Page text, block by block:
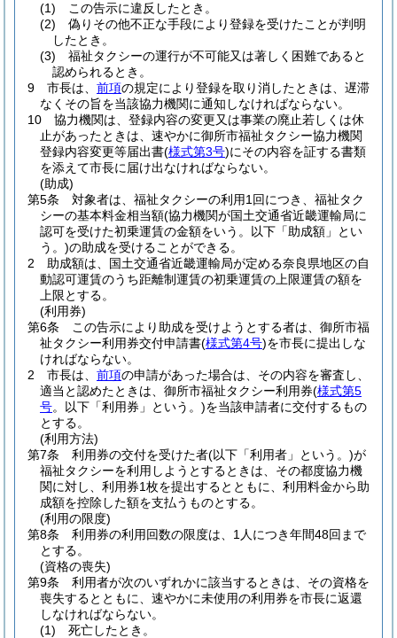
(1)
この告示に違反したとき。
(2)
偽りその他不正な手段により登録を受けたことが判明
したとき。
(3)
福祉タクシーの運行が不可能又は著しく困難であると
認められるとき。
9
市長は、 前項の規定により登録を取り消したときは、遅滞
なくその旨を当該協力機関に通知しなければならない。
10
協力機関は、登録内容の変更又は事業の廃止若しくは休
止があったときは、速やかに御所市福祉タクシー協力機関
登録内容変更等届出書(様式第3号)にその内容を証する書類
を添えて市長に届け出なければならない。
(助成)
第5条
対象者は、福祉タクシーの利用1回につき、福祉タク
シーの基本料金相当額(協力機関が国土交通省近畿運輸局に
認可を受けた初乗運賃の金額をいう。以下「助成額」とい
う。)の助成を受けることができる。
2
助成額は、国土交通省近畿運輸局が定める奈良県地区の自
動認可運賃のうち距離制運賃の初乗運賃の上限運賃の額を
上限とする。
(利用券)
第6条
この告示により助成を受けようとする者は、御所市福
祉タクシー利用券交付申請書(様式第4号)を市長に提出しな
ければならない。
2
市長は、 前項の申請があった場合は、その内容を審査し、
適当と認めたときは、御所市福祉タクシー利用券(様式第5
号。以下「利用券」という。)を当該申請者に交付するもの
とする。
(利用方法)
第7条
利用券の交付を受けた者(以下「利用者」という。)が
福祉タクシーを利用しようとするときは、その都度協力機
関に対し、利用券1枚を提出するとともに、利用料金から助
成額を控除した額を支払うものとする。
(利用の限度)
第8条
利用券の利用回数の限度は、1人につき年間48回まで
とする。
(資格の喪失)
第9条
利用者が次のいずれかに該当するときは、その資格を
喪失するとともに、速やかに未使用の利用券を市長に返還
しなければならない。
(1)
死亡したとき。